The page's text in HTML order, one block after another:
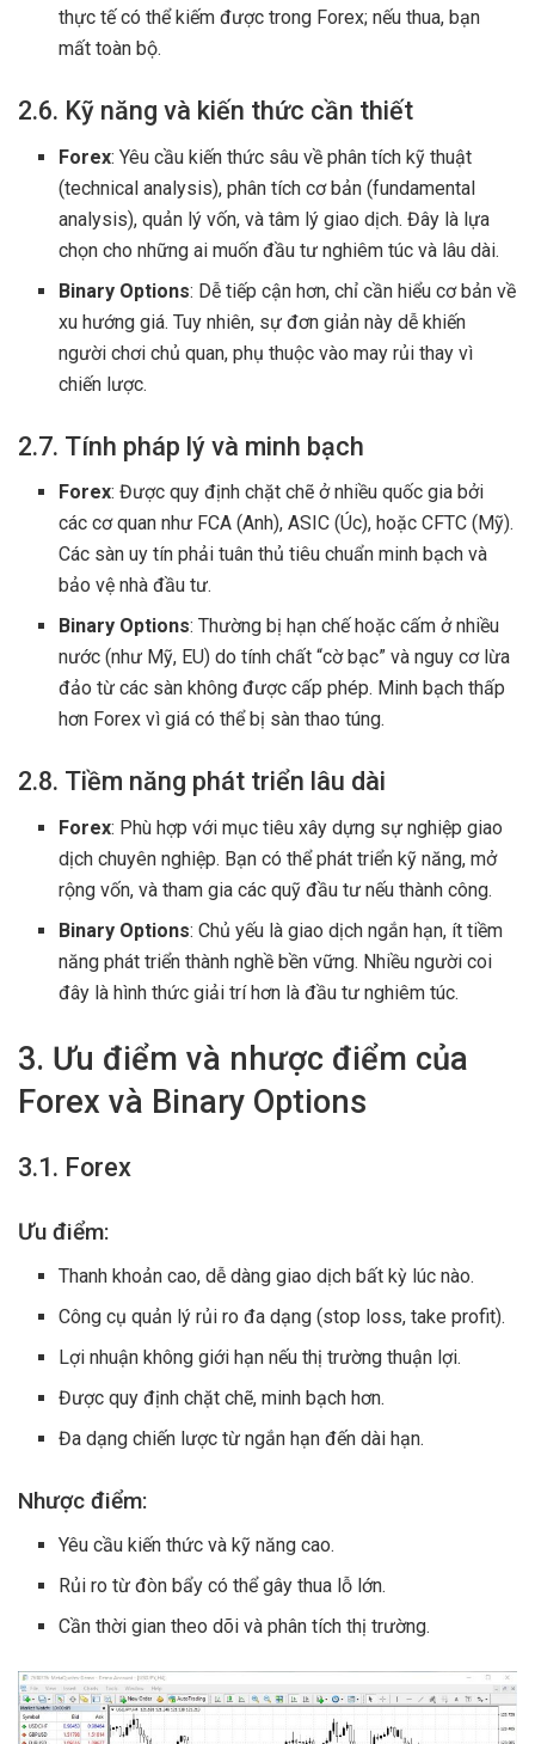
thực tế có thể kiếm được trong Forex; nếu thua, bạn
mất toàn bộ.
2.6. Kỹ năng và kiến thức cần thiết
Forex: Yêu cầu kiến thức sâu về phân tích kỹ thuật
(technical analysis), phân tích cơ bản (fundamental
analysis), quản lý vốn, và tâm lý giao dịch. Đây là lựa
chọn cho những ai muốn đầu tư nghiêm túc và lâu dài.
Binary Options: Dễ tiếp cận hơn, chỉ cần hiểu cơ bản về
xu hướng giá. Tuy nhiên, sự đơn giản này dễ khiến
người chơi chủ quan, phụ thuộc vào may rủi thay vì
chiến lược.
2.7. Tính pháp lý và minh bạch
Forex: Được quy định chặt chẽ ở nhiều quốc gia bởi
các cơ quan như FCA (Anh), ASIC (Úc), hoặc CFTC (Mỹ).
Các sàn uy tín phải tuân thủ tiêu chuẩn minh bạch và
bảo vệ nhà đầu tư.
Binary Options: Thường bị hạn chế hoặc cấm ở nhiều
nước (như Mỹ, EU) do tính chất “cờ bạc” và nguy cơ lừa
đảo từ các sàn không được cấp phép. Minh bạch thấp
hơn Forex vì giá có thể bị sàn thao túng.
2.8. Tiềm năng phát triển lâu dài
Forex: Phù hợp với mục tiêu xây dựng sự nghiệp giao
dịch chuyên nghiệp. Bạn có thể phát triển kỹ năng, mở
rộng vốn, và tham gia các quỹ đầu tư nếu thành công.
Binary Options: Chủ yếu là giao dịch ngắn hạn, ít tiềm
năng phát triển thành nghề bền vững. Nhiều người coi
đây là hình thức giải trí hơn là đầu tư nghiêm túc.
3. Ưu điểm và nhược điểm của
Forex và Binary Options
3.1. Forex
Ưu điểm:
Thanh khoản cao, dễ dàng giao dịch bất kỳ lúc nào.
Công cụ quản lý rủi ro đa dạng (stop loss, take profit).
Lợi nhuận không giới hạn nếu thị trường thuận lợi.
Được quy định chặt chẽ, minh bạch hơn.
Đa dạng chiến lược từ ngắn hạn đến dài hạn.
Nhược điểm:
Yêu cầu kiến thức và kỹ năng cao.
Rủi ro từ đòn bẩy có thể gây thua lỗ lớn.
Cần thời gian theo dõi và phân tích thị trường.